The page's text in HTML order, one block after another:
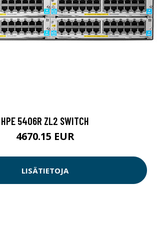
HPE 5406R ZL2 SWITCH
4670.15 EUR
LISÄTIETOJA